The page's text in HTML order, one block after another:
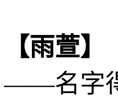
【雨萱】
——名字